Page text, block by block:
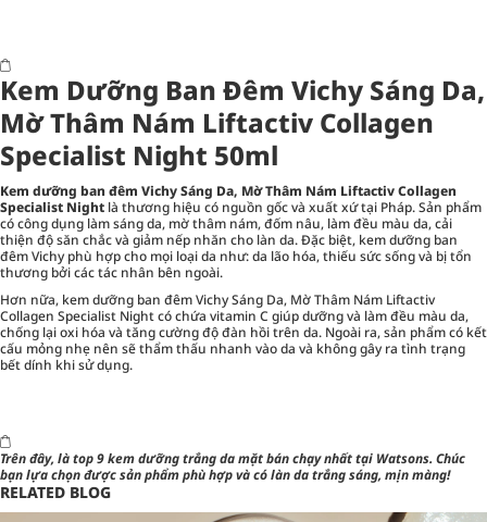
Kem Dưỡng Ban Đêm Vichy Sáng Da,
Mờ Thâm Nám Liftactiv Collagen
Specialist Night 50ml
Kem dưỡng ban đêm Vichy Sáng Da, Mờ Thâm Nám Liftactiv Collagen
Specialist Night là thương hiệu có nguồn gốc và xuất xứ tại Pháp. Sản phẩm
có công dụng làm sáng da, mờ thâm nám, đốm nâu, làm đều màu da, cải
thiện độ săn chắc và giảm nếp nhăn cho làn da. Đặc biệt, kem dưỡng ban
đêm Vichy phù hợp cho mọi loại da như: da lão hóa, thiếu sức sống và bị tổn
thương bởi các tác nhân bên ngoài.
Hơn nữa, kem dưỡng ban đêm Vichy Sáng Da, Mờ Thâm Nám Liftactiv
Collagen Specialist Night có chứa vitamin C giúp dưỡng và làm đều màu da,
chống lại oxi hóa và tăng cường độ đàn hồi trên da. Ngoài ra, sản phẩm có kết
cấu mỏng nhẹ nên sẽ thẩm thấu nhanh vào da và không gây ra tình trạng
bết dính khi sử dụng.
Trên đây, làtop 9 kem dưỡng trắng damặt bán chạy nhất tại Watsons. Chúc
bạn lựa chọn được sản phẩm phù hợp và có làn da trắng sáng, mịn màng!
RELATED BLOG